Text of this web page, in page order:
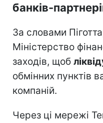
банків-
За словами
Міністерство
заходів, щоб
обмінних пунктів
компаній.
Через ці мережі